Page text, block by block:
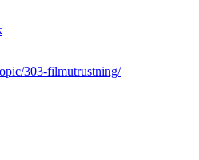
303-filmutrustning/